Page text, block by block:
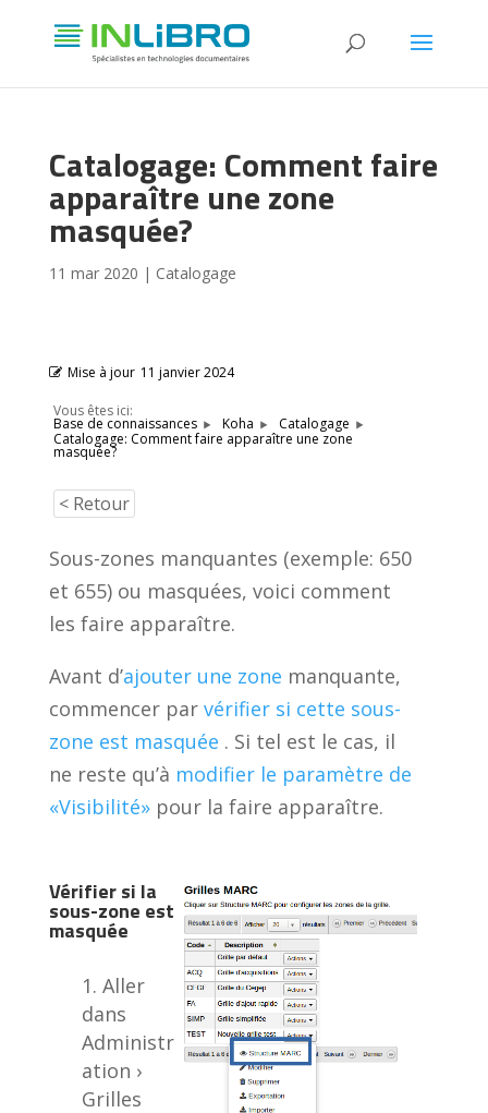
Catalogage: Comment faire
apparaître une zone
masquée?
11 mar 2020 | Catalogage
Mise à jour 11 janvier 2024
Vous êtes ici:
Base de connaissances Koha
Catalogage
Catalogage: Comment faire apparaître une zone
masquée?
< Retour
Sous-zones manquantes (exemple: 650
et 655) ou masquées, voici comment
les faire apparaître.
Avant d’ajouter une zone manquante,
commencer par vérifier si cette sous-
zone est masquée . Si tel est le cas, il
ne reste qu’à modifier le paramètre de
«Visibilité»pour la faire apparaître.
Vérifier si la
sous-zone est
masquée
Aller
dans
Administr
ation ›
Grilles